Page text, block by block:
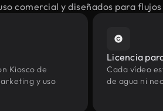
comercial y diseñados para
Kiosco de
y uso
Licencia
Cada vídeo
de agua ni